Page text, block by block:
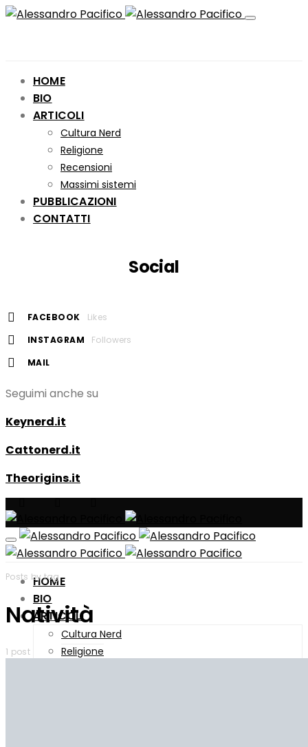
HOME
BIO
ARTICOLI
Cultura Nerd
Religione
Recensioni
Massimi sistemi
PUBBLICAZIONI
CONTATTI
Social
FACEBOOK
Likes
INSTAGRAM
Followers
MAIL
Seguimi anche su
Keynerd.it
Cattonerd.it
Theorigins.it
HOME
BIO
ARTICOLI
Cultura Nerd
Religione
Posts by tag
Natività
1 post